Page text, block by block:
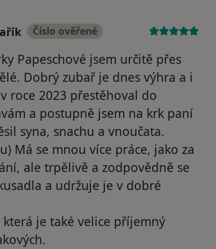
Číslo ověřené
Papeschové jsem určitě přes
Dobrý zubař je dnes výhra a i
roce 2023 přestěhoval do
a postupně jsem na krk paní
syna, snachu a vnoučata.
Má se mnou více práce, jako za
ale trpělivě a zodpovědně se
a udržuje je v dobré
je také velice příjemný